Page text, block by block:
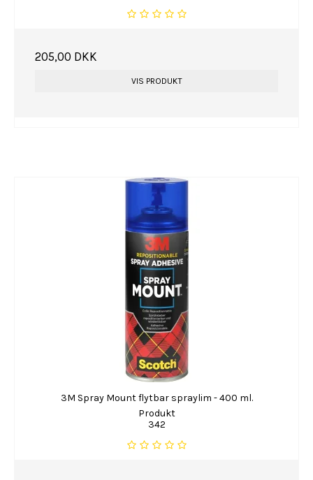
205,00 DKK
VIS PRODUKT
3M Spray Mount flytbar spraylim - 400 ml.
Produkt
342